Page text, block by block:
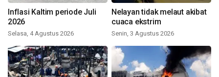
Inflasi Kaltim periode Juli
2026
Selasa, 4 Agustus 2026
Nelayan tidak melaut akibat
cuaca ekstrim
Senin, 3 Agustus 2026